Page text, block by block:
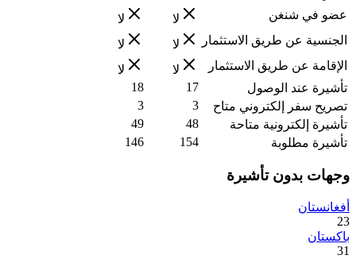
عضو في شنغن لا
لا
الجنسية عن طريق الاستثمار
لا
لا
الإقامة عن طريق الاستثمار
لا
لا
تأشيرة عند الوصول
17
18
تصريح سفر إلكتروني متاح
3
3
تأشيرة إلكترونية متاحة
48
49
تأشيرة مطلوبة
154
146
وجهات بدون تأشيرة
أفغانستان
23
باكستان
31